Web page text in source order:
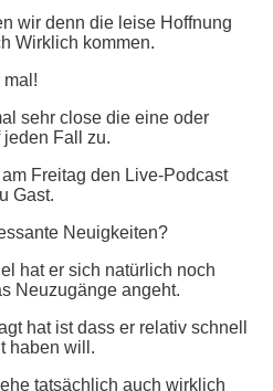
wir denn die leise Hoffnung
Wirklich kommen.
mal!
sehr close die eine oder
Fall zu.
Freitag den Live-Podcast
Gast.
Neuigkeiten?
hat er sich natürlich noch
Neuzugänge angeht.
hat ist dass er relativ schnell
haben will.
tatsächlich auch wirklich